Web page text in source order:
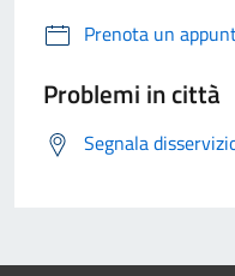
Prenota un
Problemi in città
Segnala